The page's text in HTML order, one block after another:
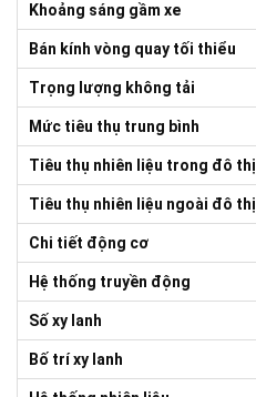
Khoảng sáng gầm xe
Bán kính vòng quay tối thiểu
Trọng lượng không tải
Mức tiêu thụ trung bình
Tiêu thụ nhiên liệu trong đô thị
Tiêu thụ nhiên liệu ngoài đô thị
Chi tiết động cơ
Hệ thống truyền động
Số xy lanh
Bố trí xy lanh